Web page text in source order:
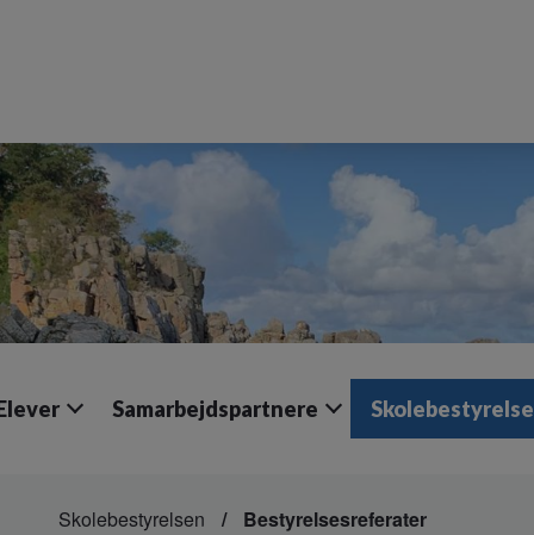
Samarbejdspartnere
Skolebestyrelsen Bestyrelsesreferater